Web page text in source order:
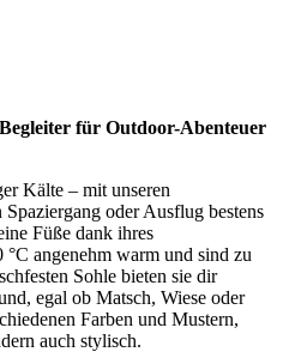
für Outdoor-Abenteuer
Kälte – mit unseren
oder Ausflug bestens
Füße dank ihres
angenehm warm und sind zu
Sohle bieten sie dir
egal ob Matsch, Wiese oder
Farben und Mustern,
auch stylisch.